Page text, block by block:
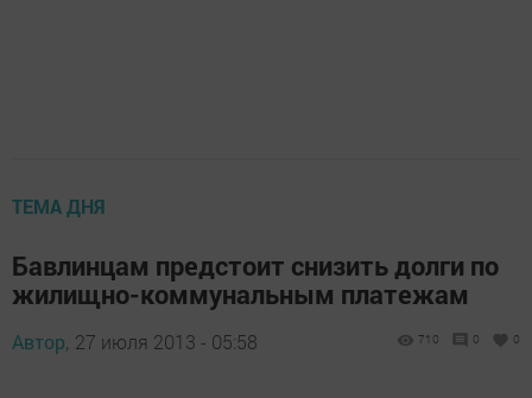
ТЕМА ДНЯ
Бавлинцам предстоит снизить долги по
жилищно-коммунальным платежам
Автор, 27 июля 2013 - 05:58 710 0 0